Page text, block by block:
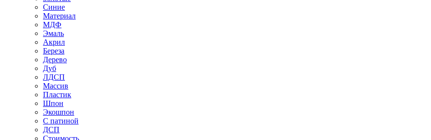
Синие
Материал
МДФ
Эмаль
Акрил
Береза
Дерево
Дуб
ЛДСП
Массив
Пластик
Шпон
Экошпон
С патиной
ДСП
Стоимость